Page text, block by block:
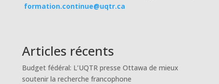
formation.continue@uqtr.ca
Articles récents
Budget fédéral: L’UQTR presse Ottawa de mieux
soutenir la recherche francophone